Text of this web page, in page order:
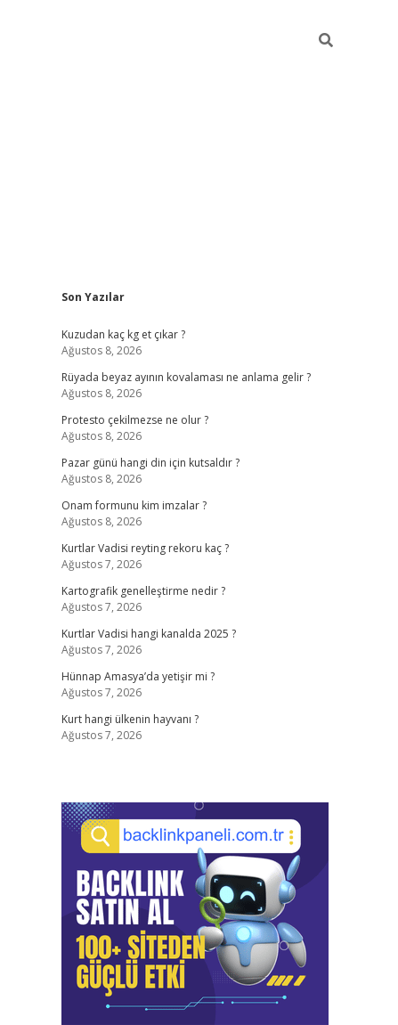
Sidebar
Son Yazılar
Kuzudan kaç kg et çıkar ?
Ağustos 8, 2026
Rüyada beyaz ayının kovalaması ne anlama gelir ?
Ağustos 8, 2026
Protesto çekilmezse ne olur ?
Ağustos 8, 2026
Pazar günü hangi din için kutsaldır ?
Ağustos 8, 2026
Onam formunu kim imzalar ?
Ağustos 8, 2026
Kurtlar Vadisi reyting rekoru kaç ?
Ağustos 7, 2026
Kartografik genelleştirme nedir ?
Ağustos 7, 2026
Kurtlar Vadisi hangi kanalda 2025 ?
Ağustos 7, 2026
Hünnap Amasya’da yetişir mi ?
Ağustos 7, 2026
Kurt hangi ülkenin hayvanı ?
Ağustos 7, 2026